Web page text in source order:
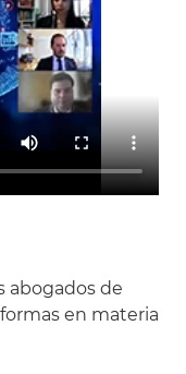
abogados de
en materia